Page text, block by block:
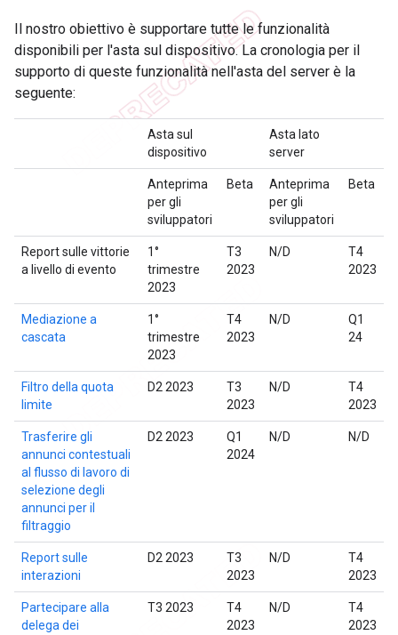
Il nostro obiettivo è supportare tutte le funzionalità
disponibili per l'asta sul dispositivo. La cronologia per il
supporto di queste funzionalità nell'asta del server è la
seguente:
Asta sul
dispositivo
Asta lato
server
Anteprima
per gli
sviluppatori
Beta
Anteprima
per gli
sviluppatori
Beta
Report sulle vittorie
a livello di evento
1°
trimestre
2023
T3
2023
N/D
T4
2023
Mediazione a
cascata
1°
trimestre
2023
T4
2023
N/D
Q1
24
Filtro della quota
limite
D2 2023
T3
2023
N/D
T4
2023
Trasferire gli
annunci contestuali
al flusso di lavoro di
selezione degli
annunci per il
filtraggio
D2 2023
Q1
2024
N/D N/D
Report sulle
interazioni
D2 2023
T3
2023
N/D
T4
2023
Partecipare alla
delega dei
T3 2023
T4
2023
N/D
T4
2023